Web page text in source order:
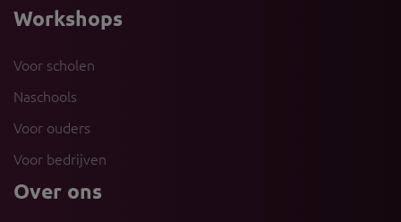
Workshops
Voor scholen
Naschools
Voor ouders
Voor bedrijven
Over ons